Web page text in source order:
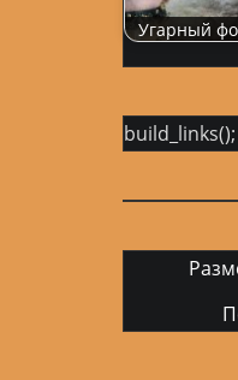
Угарный
build_links();